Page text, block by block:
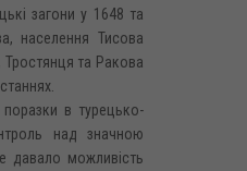
загони у 1648 та
населення Тисова
Тростянця та Ракова
в турецько-
над значною
давало можливість